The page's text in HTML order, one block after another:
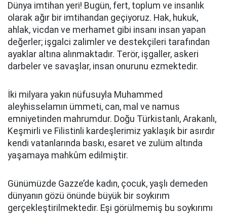
Dünya imtihan yeri! Bugün, fert, toplum ve insanlık
olarak ağır bir imtihandan geçiyoruz. Hak, hukuk,
ahlak, vicdan ve merhamet gibi insanı insan yapan
değerler; işgalci zalimler ve destekçileri tarafından
ayaklar altına alınmaktadır. Terör, işgaller, askeri
darbeler ve savaşlar, insan onurunu ezmektedir.
İki milyara yakın nüfusuyla Muhammed
aleyhisselamın ümmeti, can, mal ve namus
emniyetinden mahrumdur. Doğu Türkistanlı, Arakanlı,
Keşmirli ve Filistinli kardeşlerimiz yaklaşık bir asırdır
kendi vatanlarında baskı, esaret ve zulüm altında
yaşamaya mahkûm edilmiştir.
Günümüzde Gazze’de kadın, çocuk, yaşlı demeden
dünyanın gözü önünde büyük bir soykırım
gerçekleştirilmektedir. Eşi görülmemiş bu soykırımı